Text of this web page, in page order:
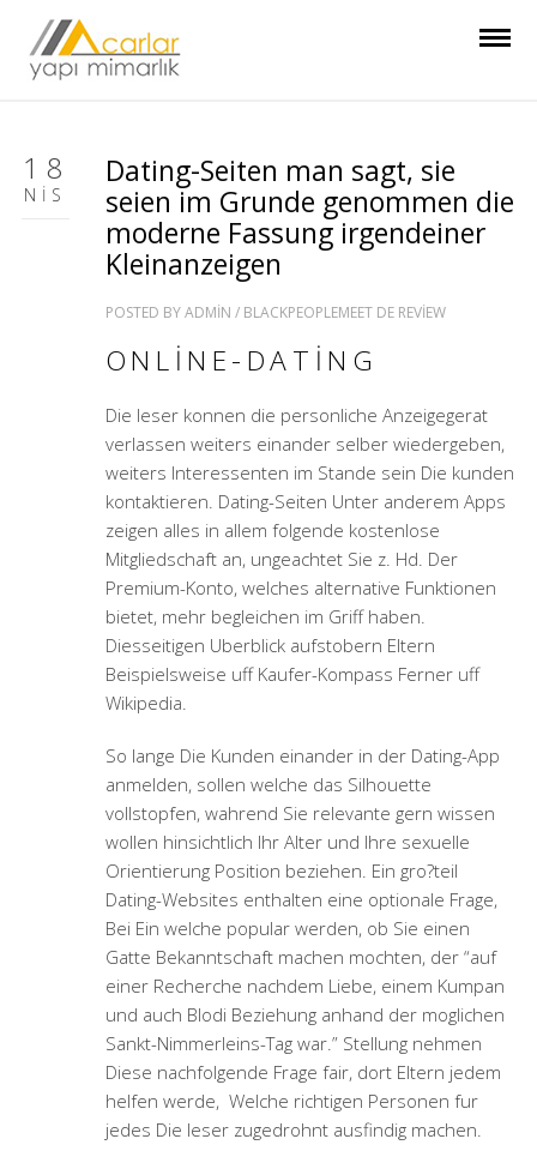
18
NIS
Dating-Seiten man sagt, sie
seien im Grunde genommen die
moderne Fassung irgendeiner
Kleinanzeigen
POSTED BYADMIN / BLACKPEOPLEMEET DE REVIEW
ONLINE-DATING
Die leser konnen die personliche Anzeigegerat
verlassen weiters einander selber wiedergeben,
weiters Interessenten im Stande sein Die kunden
kontaktieren. Dating-Seiten Unter anderem Apps
zeigen alles in allem folgende kostenlose
Mitgliedschaft an, ungeachtet Sie z. Hd. Der
Premium-Konto, welches alternative Funktionen
bietet, mehr begleichen im Griff haben.
Diesseitigen Uberblick aufstobern Eltern
Beispielsweise uff Kaufer-Kompass Ferner uff
Wikipedia.
So lange Die Kunden einander in der Dating-App
anmelden, sollen welche das Silhouette
vollstopfen, wahrend Sie relevante gern wissen
wollen hinsichtlich Ihr Alter und Ihre sexuelle
Orientierung Position beziehen. Ein gro?teil
Dating-Websites enthalten eine optionale Frage,
Bei Ein welche popular werden, ob Sie einen
Gatte Bekanntschaft machen mochten, der “auf
einer Recherche nachdem Liebe, einem Kumpan
und auch Blodi Beziehung anhand der moglichen
Sankt-Nimmerleins-Tag war.” Stellung nehmen
Diese nachfolgende Frage fair, dort Eltern jedem
helfen werde, Welche richtigen Personen fur
jedes Die leser zugedrohnt ausfindig machen.